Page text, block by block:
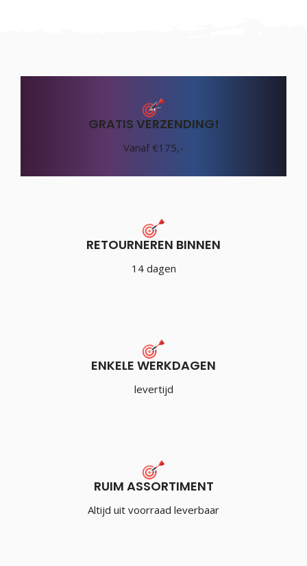
GRATIS VERZENDING!
Vanaf €175,-
RETOURNEREN BINNEN
14 dagen
ENKELE WERKDAGEN
levertijd
RUIM ASSORTIMENT
Altijd uit voorraad leverbaar